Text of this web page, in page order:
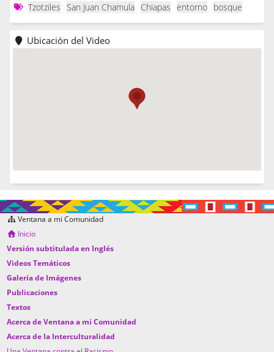
Tzotziles
San Juan Chamula Chiapas entorno bosque
Ubicación del Video
Ventana a mi Comunidad
Inicio
Versión subtitulada en Inglés
Videos Temáticos
Galería de Imágenes
Publicaciones
Textos
Acerca de Ventana a mi Comunidad
Acerca de la Interculturalidad